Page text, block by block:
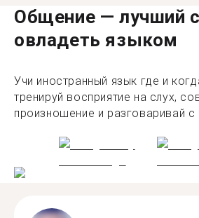
Общение — лучший
овладеть языком
Учи иностранный язык где и
тренируй восприятие на слух,
произношение и разговаривай с